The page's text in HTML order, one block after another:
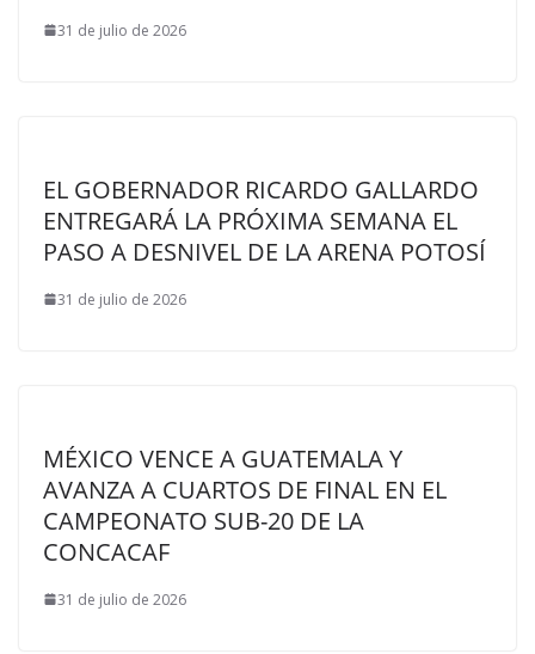
31 de julio de 2026
EL GOBERNADOR RICARDO GALLARDO
ENTREGARÁ LA PRÓXIMA SEMANA EL
PASO A DESNIVEL DE LA ARENA POTOSÍ
31 de julio de 2026
MÉXICO VENCE A GUATEMALA Y
AVANZA A CUARTOS DE FINAL EN EL
CAMPEONATO SUB-20 DE LA
CONCACAF
31 de julio de 2026